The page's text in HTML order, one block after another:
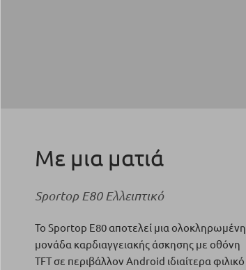
Με μια ματιά
Sportop E80 Ελλειπτικό
Το Sportop E80 αποτελεί μια ολοκληρωμένη
μονάδα καρδιαγγειακής άσκησης με οθόνη
TFT σε περιβάλλον Android ιδιαίτερα φιλικό